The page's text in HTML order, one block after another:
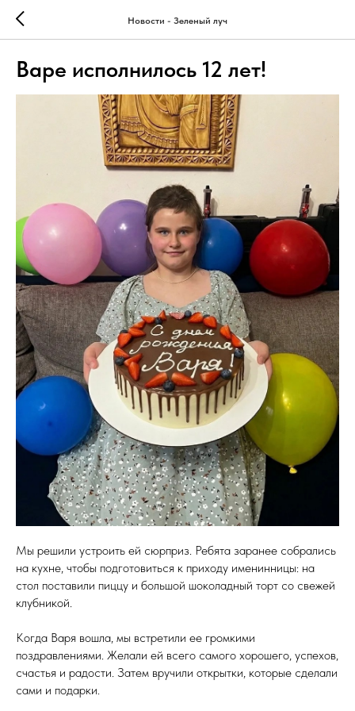
Новости - Зеленый луч
Варе исполнилось 12 лет!
Мы решили устроить ей сюрприз. Ребята заранее собрались
на кухне, чтобы подготовиться к приходу именинницы: на
стол поставили пиццу и большой шоколадный торт со свежей
клубникой.
Когда Варя вошла, мы встретили ее громкими
поздравлениями. Желали ей всего самого хорошего, успехов,
счастья и радости. Затем вручили открытки, которые сделали
сами и подарки.